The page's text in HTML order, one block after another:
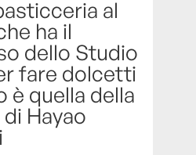
al
ha il
dello Studio
fare dolcetti
è quella della
Hayao